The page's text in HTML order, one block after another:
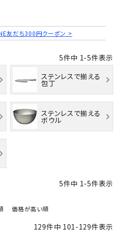
友だち300円クーポン >
5件中 1-5件表示
ステンレスで揃える
包丁
ステンレスで揃える
ボウル
5件中 1-5件表示
価格が高い順
129件中 101 -129件表示